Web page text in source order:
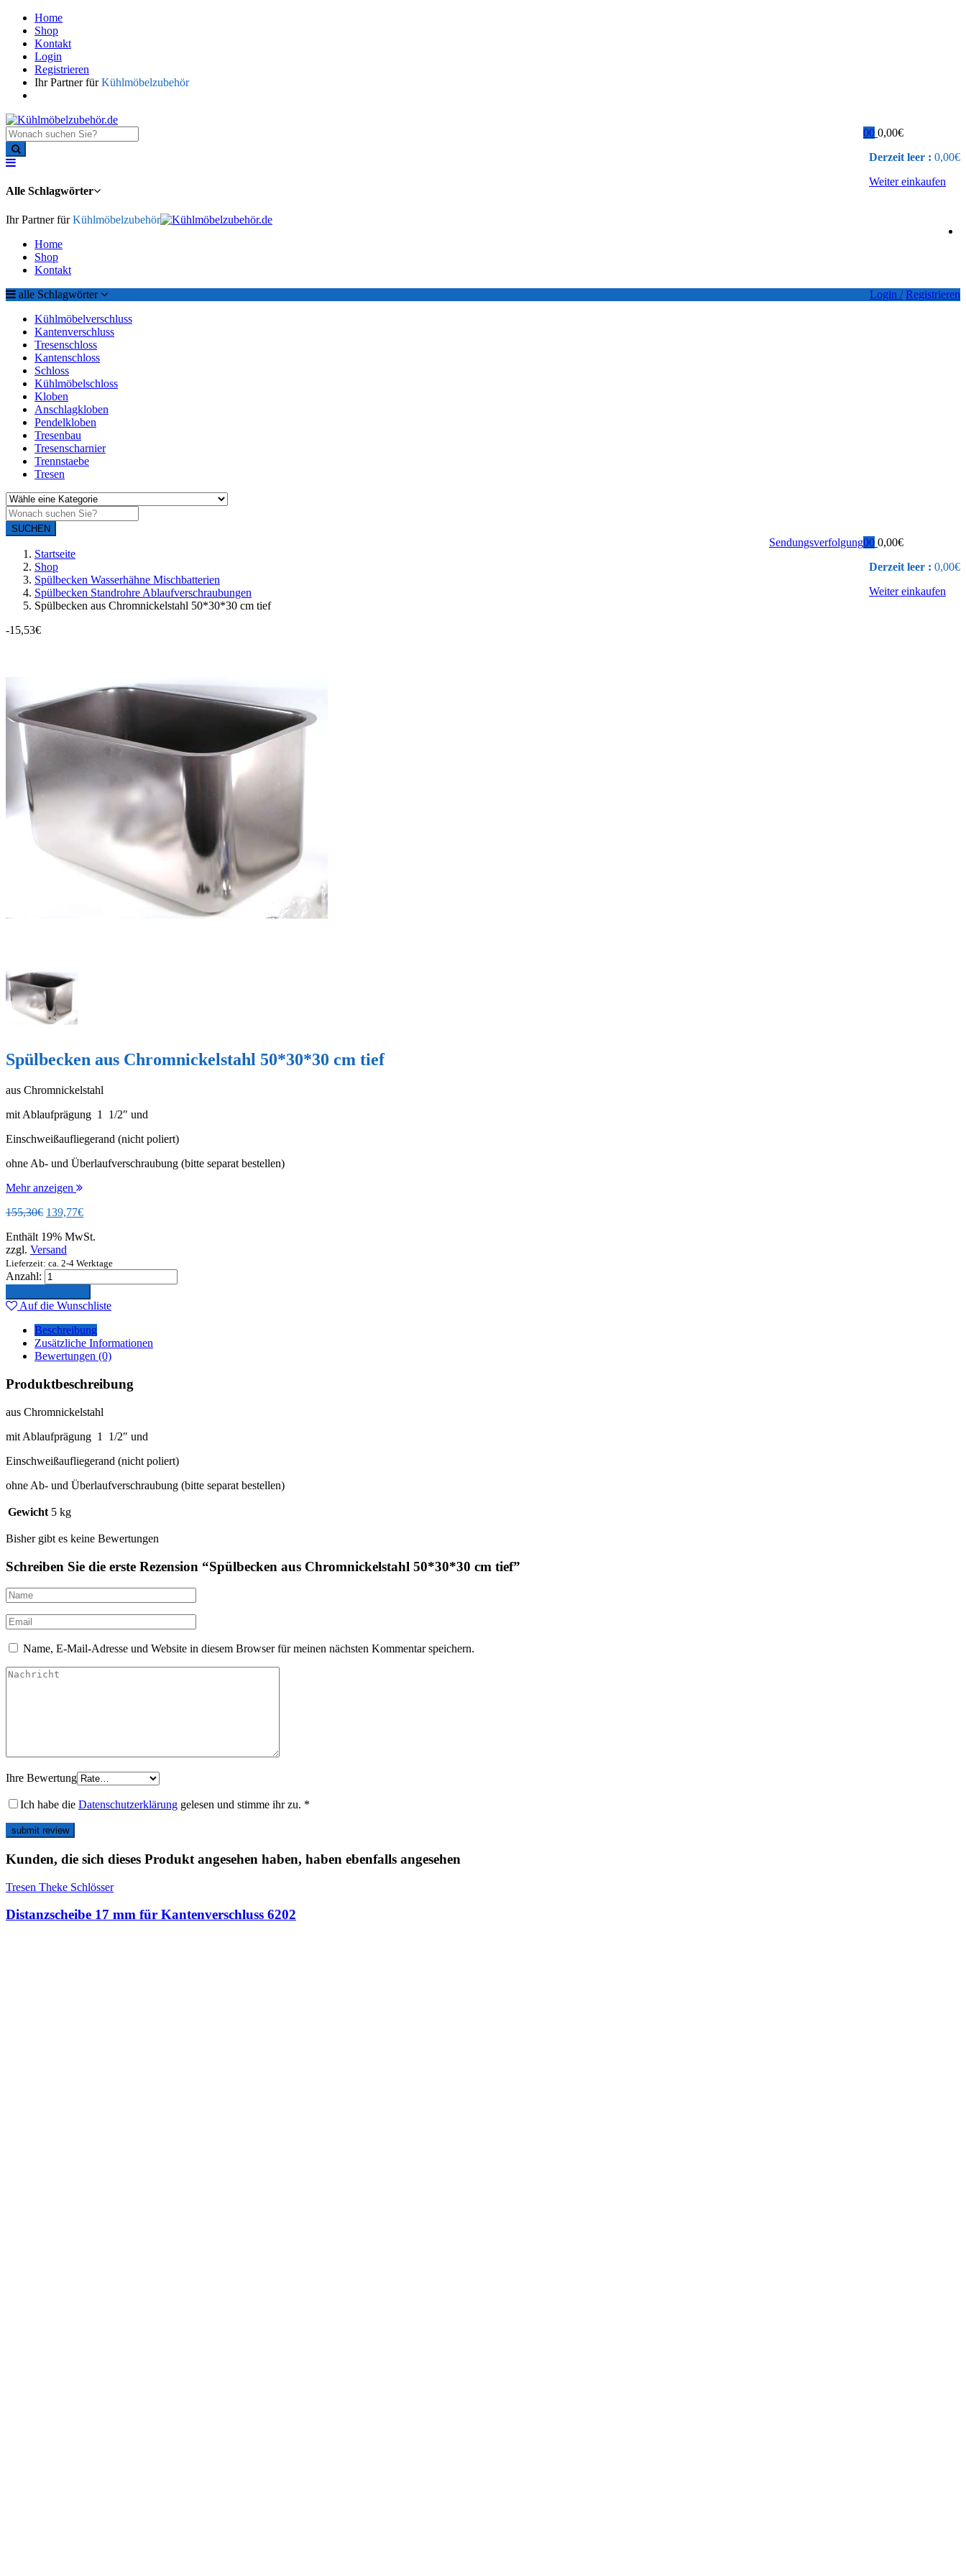
Home
Shop
Kontakt
Login
Registrieren
Ihr Partner fürKühlmöbelzubehör
0 0,00€
Derzeit leer : 0,00€
Weiter einkaufen
0
Alle Schlagwörter
Ihr Partner fürKühlmöbelzubehör
Home
Shop
Kontakt
Login / Registrieren
alle Schlagwörter
Kühlmöbelverschluss
Kantenverschluss
Tresenschloss
Kantenschloss
Schloss
Kühlmöbelschloss
Kloben
Anschlagkloben
Pendelkloben
Tresenbau
Tresenscharnier
Trennstaebe
Tresen
SUCHEN
0 0,00€
Derzeit leer : 0,00€
Weiter einkaufen
0
Sendungsverfolgung
Startseite
Shop
Spülbecken Wasserhähne Mischbatterien
Spülbecken Standrohre Ablaufverschraubungen
Spülbecken aus Chromnickelstahl 50*30*30 cm tief
-15,53€
Spülbecken aus Chromnickelstahl 50*30*30 cm tief
aus Chromnickelstahl
mit Ablaufprägung 1 1/2″ und
Einschweißaufliegerand (nicht poliert)
ohne Ab- und Überlaufverschraubung (bitte separat bestellen)
Mehr anzeigen
155,30€ Ursprünglicher
war:
155,30€
139,77€Aktueller
ist:
Enthält 19% MwSt.
zzgl. Versand
Lieferzeit: ca. 2-4 Werktage
Anzahl:
Auf die Wunschliste
Beschreibung
Zusätzliche Informationen
Bewertungen (0)
Produktbeschreibung
aus Chromnickelstahl
mit Ablaufprägung 1 1/2″ und
Einschweißaufliegerand (nicht poliert)
ohne Ab- und Überlaufverschraubung (bitte separat bestellen)
Gewicht 5 kg
Bisher gibt es keine Bewertungen
Schreiben Sie die erste Rezension “Spülbecken aus Chromnickelstahl 50*30*30 cm tief”
Name, E-Mail-Adresse und Website in diesem Browser für meinen nächsten Kommentar speichern.
Ihre Bewertung
Ich habe die Datenschutzerklärung gelesen und stimme ihr zu. *
Kunden, die sich dieses Produkt angesehen haben, haben ebenfalls angesehen
Tresen Theke Schlösser
Distanzscheibe 17 mm für Kantenverschluss 6202